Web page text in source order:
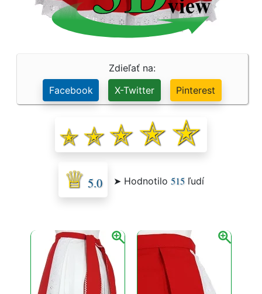
Zdieľať na:
Facebook
X-Twitter Pinterest
5.0 ➤ Hodnotilo 515ľudí